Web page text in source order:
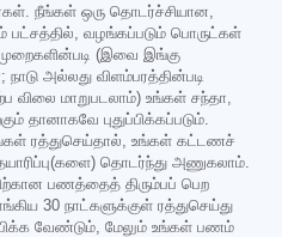
நீங்கள் ஒரு தொடர்ச்சியான,
பட்சத்தில், வழங்கப்படும் பொருட்கள்
(இவை இங்கு
அல்லது விளம்பரத்தின்படி
விலை மாறுபடலாம்) உங்கள் சந்தா,
தானாகவே புதுப்பிக்கப்படும்.
ரத்துசெய்தால், உங்கள் கட்டணச்
தொடர்ந்து அணுகலாம்.
பணத்தைத் திரும்பப் பெற
30 நாட்களுக்குள் ரத்துசெய்து
வேண்டும், மேலும் உங்கள் பணம்